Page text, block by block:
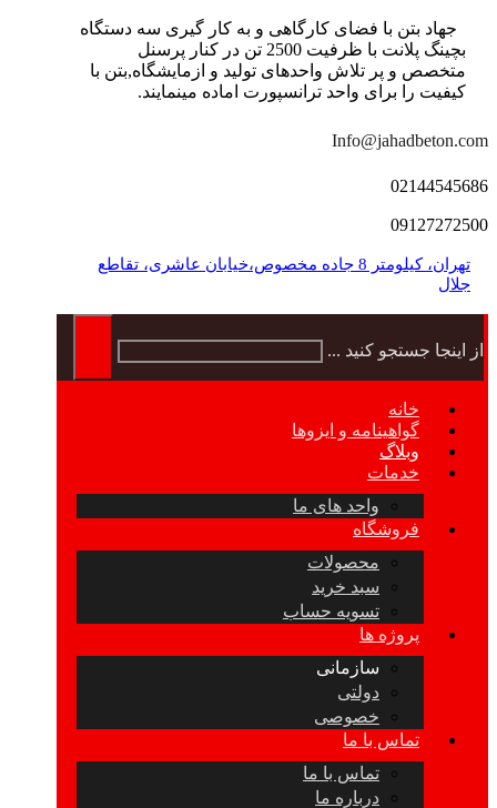
جهاد بتن با فضای کارگاهی و به کار گیری سه دستگاه
بچینگ پلانت با ظرفیت 2500 تن در کنار پرسنل
متخصص و پر تلاش واحدهای تولید و ازمایشگاه,بتن با
کیفیت را برای واحد ترانسپورت اماده مینمایند.
Info@jahadbeton.com
02144545686
09127272500
تهران، کیلومتر 8 جاده مخصوص،خیابان عاشری، تقاطع
جلال
از اینجا جستجو کنید ...
خانه
گواهینامه و ایزوها
وبلاگ
خدمات
واحد های ما
فروشگاه
محصولات
سبد خرید
تسویه حساب
پروژه ها
سازمانی
دولتی
خصوصی
تماس با ما
تماس با ما
درباره ما